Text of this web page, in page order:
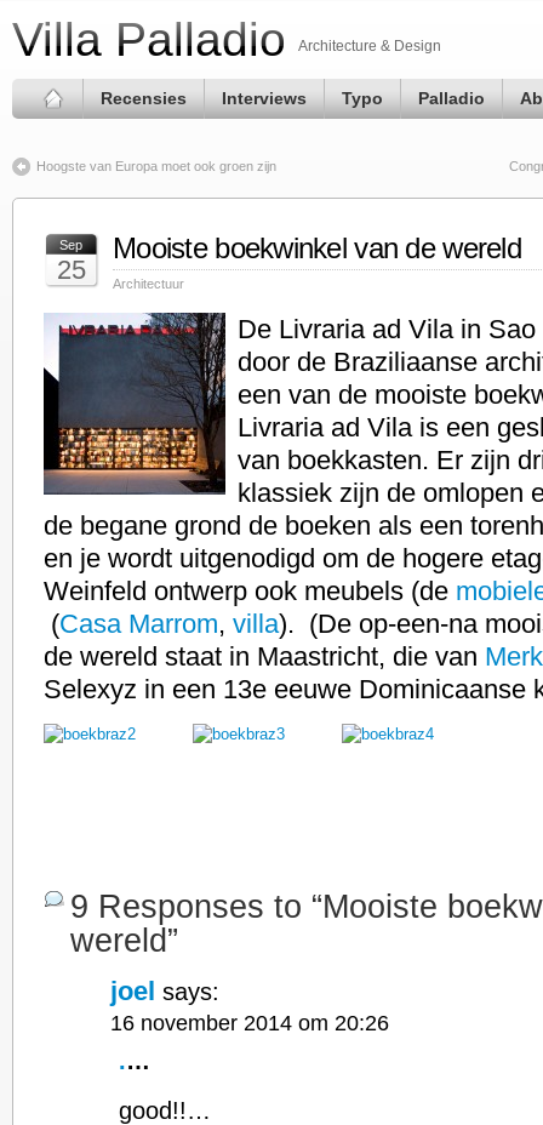
Villa Palladio Architecture & Design
Recensies Interviews Typo Palladio
Hoogste van Europa moet ook groen zijn
Sep
25
Mooiste boekwinkel van de wereld
Architectuur
De Livraria ad Vila in
door de Braziliaanse
een van de mooiste
Livraria ad Vila is een
van boekkasten. Er zijn
klassiek zijn de omlopen
de begane grond de boeken als een
en je wordt uitgenodigd om de hogere
Weinfeld ontwerp ook meubels (de
(Casa Marrom, villa). (De op-een-na
de wereld staat in Maastricht, die van
Selexyz in een 13e eeuwe Dominicaanse
9 Responses to “Mooiste
wereld”
joel says:
16 november 2014 om 20:26
.…
good!!…